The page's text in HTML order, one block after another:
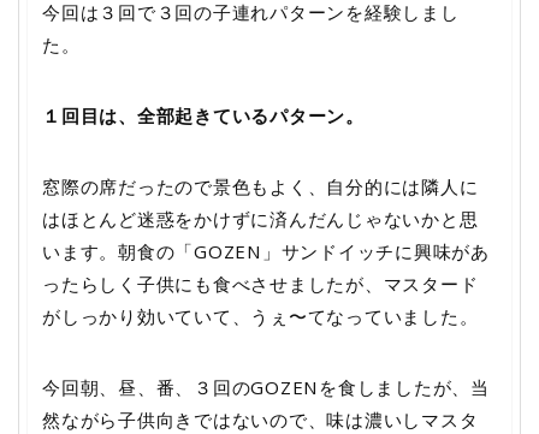
今回は３回で３回の子連れパターンを経験しまし
た。
１回目は、全部起きているパターン。
窓際の席だったので景色もよく、自分的には隣人に
はほとんど迷惑をかけずに済んだんじゃないかと思
います。朝食の「GOZEN」サンドイッチに興味があ
ったらしく子供にも食べさせましたが、マスタード
がしっかり効いていて、うぇ〜てなっていました。
今回朝、昼、番、３回のGOZENを食しましたが、当
然ながら子供向きではないので、味は濃いしマスタ